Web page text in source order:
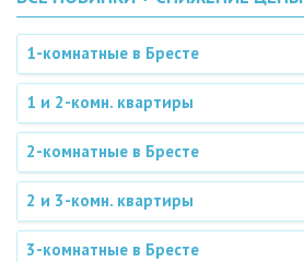
1-комнатные в Бресте
1 и 2-комн. квартиры
2-комнатные в Бресте
2 и 3-комн. квартиры
3-комнатные в Бресте